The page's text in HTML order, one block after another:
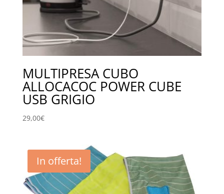
MULTIPRESA CUBO
ALLOCACOC POWER CUBE
USB GRIGIO
29,00€
In offerta!